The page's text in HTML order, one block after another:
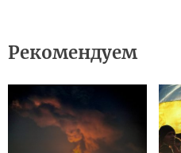
Рекомендуем